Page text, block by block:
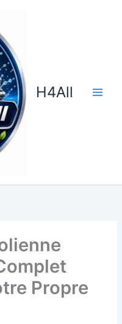
H4All
Propre